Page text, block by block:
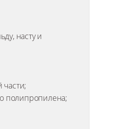
насту и
полипропилена;